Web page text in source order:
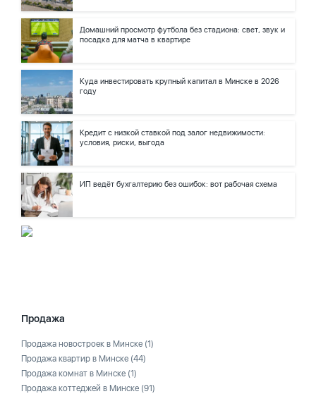
Домашний просмотр футбола без стадиона: свет, звук и
посадка для матча в квартире
Куда инвестировать крупный капитал в Минске в 2026
году
Кредит с низкой ставкой под залог недвижимости:
условия, риски, выгода
ИП ведёт бухгалтерию без ошибок: вот рабочая схема
Продажа
Продажа новостроек в Минске (1)
Продажа квартир в Минске (44)
Продажа комнат в Минске (1)
Продажа коттеджей в Минске (91)